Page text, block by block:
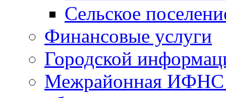
Сельское
Финансовые услуги
Городской
Межрайонная ИФНС